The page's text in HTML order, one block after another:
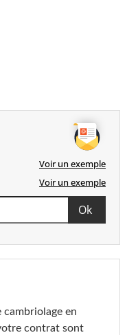
Voir un exemple
Voir un exemple
cambriolage en
contrat sont